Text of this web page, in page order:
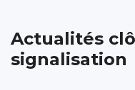
Actualités
signalisation